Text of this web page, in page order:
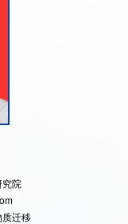
究院
迁移